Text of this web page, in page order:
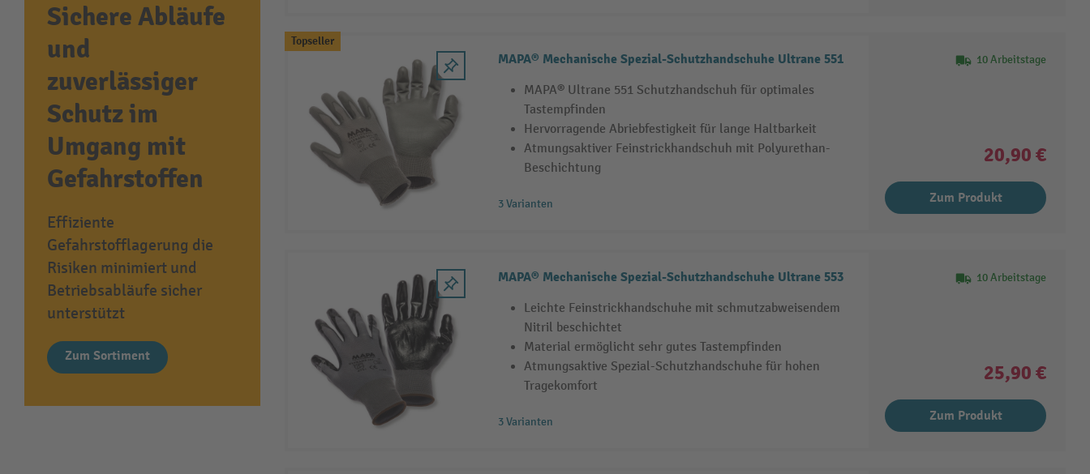
Sichere Abläufe
und
zuverlässiger
Schutz im
Umgang mit
Gefahrstoffen
Effiziente
Gefahrstofflagerung die
Risiken minimiert und
Betriebsabläufe sicher
unterstützt
Zum Sortiment
Topseller
MAPA® Mechanische Spezial-Schutzhandschuhe Ultrane 551
MAPA® Ultrane 551 Schutzhandschuh für optimales
Tastempfinden
Hervorragende Abriebfestigkeit für lange Haltbarkeit
Atmungsaktiver Feinstrickhandschuh mit Polyurethan-
Beschichtung
3 Varianten
10 Arbeitstage
20,90 €
Zum Produkt
MAPA® Mechanische Spezial-Schutzhandschuhe Ultrane 553
Leichte Feinstrickhandschuhe mit schmutzabweisendem
Nitril beschichtet
Material ermöglicht sehr gutes Tastempfinden
Atmungsaktive Spezial-Schutzhandschuhe für hohen
Tragekomfort
3 Varianten
10 Arbeitstage
25,90 €
Zum Produkt